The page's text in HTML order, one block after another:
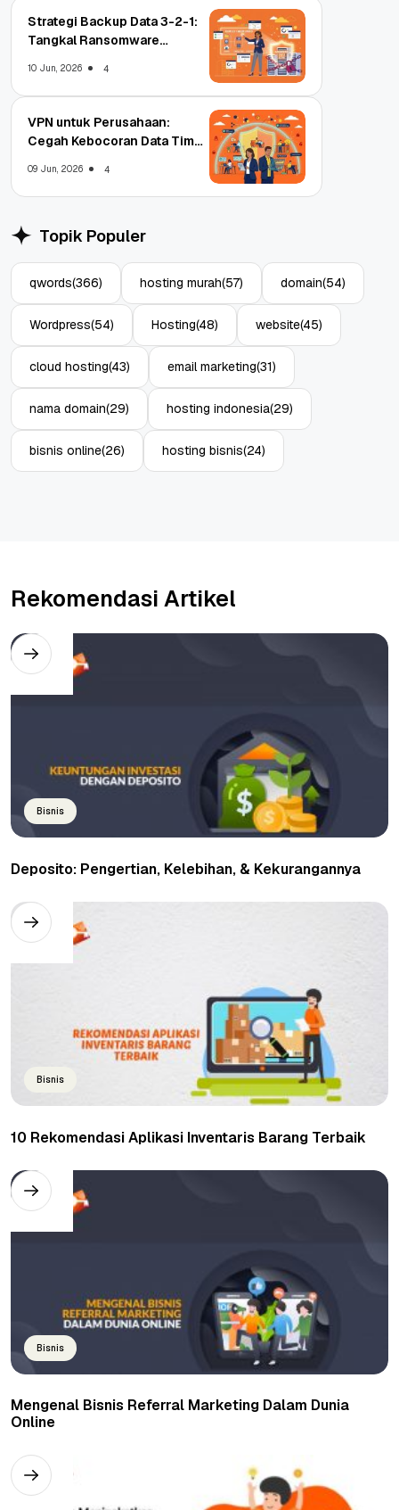
Strategi Backup Data 3-2-1:
Tangkal Ransomware
10 Jun, 2026 4
VPN untuk Perusahaan:
Cegah Kebocoran Data Tim
09 Jun, 2026 4
Topik Populer
qwords(366) hosting murah(57) domain(54)
Wordpress(54) Hosting(48) website(45)
cloud hosting(43) email marketing(31)
nama domain(29) hosting indonesia(29)
bisnis online(26) hosting bisnis(24)
Rekomendasi Artikel
Bisnis
Deposito: Pengertian, Kelebihan, & Kekurangannya
Bisnis
10 Rekomendasi Aplikasi Inventaris Barang Terbaik
Bisnis
Mengenal Bisnis Referral Marketing Dalam Dunia
Online